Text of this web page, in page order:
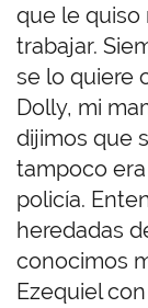
que le quiso
trabajar.
se lo quiere
Dolly, mi
dijimos que
tampoco
policía.
heredadas
conocimos
Ezequiel